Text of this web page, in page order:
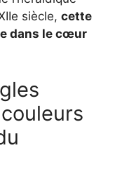
siècle, cette
dans le cœur